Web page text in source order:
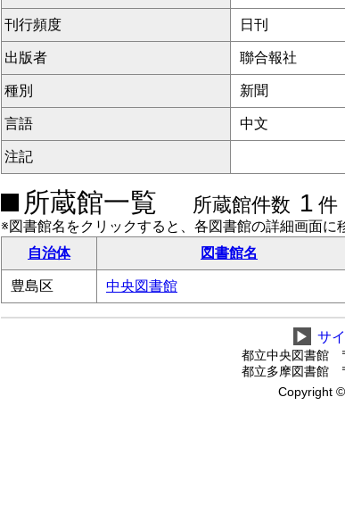
刊行頻度 日刊
出版者 聯合報社
種別 新聞
言語 中文
注記
所蔵館一覧 所蔵館件数 1 件
※図書館名をクリックすると、各図書館の詳細画面に
自治体
図書館名
豊島区 中央図書館
▶ サ
都立中央図書館
都立多摩図書館
Copyright